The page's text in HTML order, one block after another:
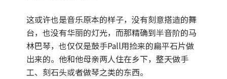
这或许也是音乐原本的样子，没有刻意搭造的舞
台，也没有华丽的灯光，而那精确到半音阶的马
林巴琴，也仅仅是鼓手Pall用捡来的扁平石片做
出来的。他和他母亲两人住在乡下，整天做手
工、刻石头或者做琴之类的东西。